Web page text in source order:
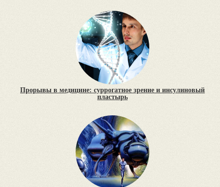
Прорывы в медицине: суррогатное зрение и инсулиновый
пластырь